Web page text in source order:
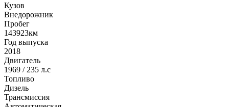
Кузов
Внедорожник
Пробег
143923км
Год выпуска
2018
Двигатель
1969 / 235 л.с
Топливо
Дизель
Трансмиссия